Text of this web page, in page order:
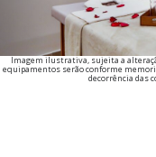
Imagem ilustrativa, sujeita a
equipamentos serão conforme
decorrência das